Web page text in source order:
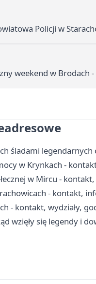
Policji w
weekend w Brodach
śladami
w Krynkach -
w Mircu -
- kontakt,
- kontakt, wydziały,
wzięły się legendy i